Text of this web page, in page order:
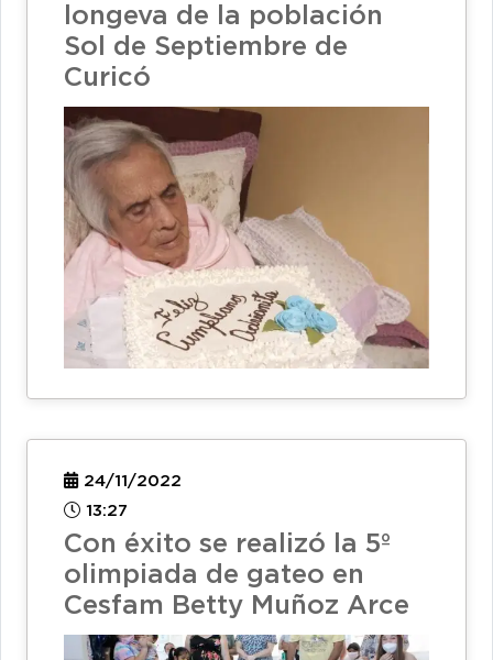
longeva de la población
Sol de Septiembre de
Curicó
24/11/2022
13:27
Con éxito se realizó la 5º
olimpiada de gateo en
Cesfam Betty Muñoz Arce